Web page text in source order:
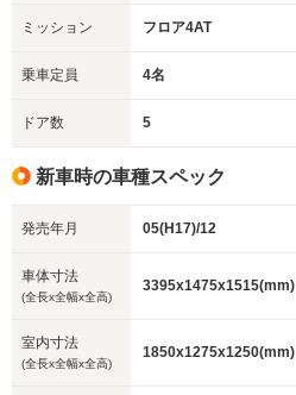
ミッション フロア4AT
乗車定員 4名
ドア数 5
新車時の車種スペック
発売年月 05(H17)/12
車体寸法
(全長x全幅x全高)
3395x1475x1515(mm)
室内寸法
(全長x全幅x全高)
1850x1275x1250(mm)